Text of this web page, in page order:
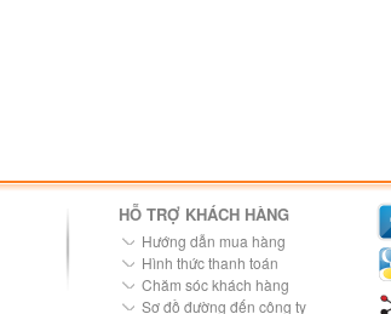
HỖ TRỢ KHÁCH HÀNG
Hướng dẫn mua hàng
Hình thức thanh toán
Chăm sóc khách hàng
Sơ đồ đường đến công ty